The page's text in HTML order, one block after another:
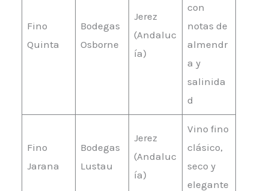
Fino
Quinta
Bodegas
Osborne
Jerez
(Andaluc
ía)
con
notas de
almendr
a y
salinida
d
Fino
Jarana
Bodegas
Lustau
Jerez
(Andaluc
ía)
Vino fino
clásico,
seco y
elegante